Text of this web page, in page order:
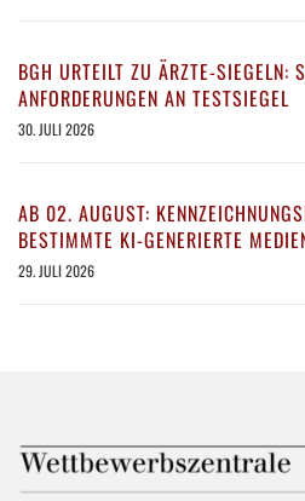
BGH URTEILT ZU ÄRZTE-SIEGELN:
ANFORDERUNGEN AN TESTSIEGEL
30. JULI 2026
AB 02. AUGUST:
BESTIMMTE KI-GENERIERTE
29. JULI 2026